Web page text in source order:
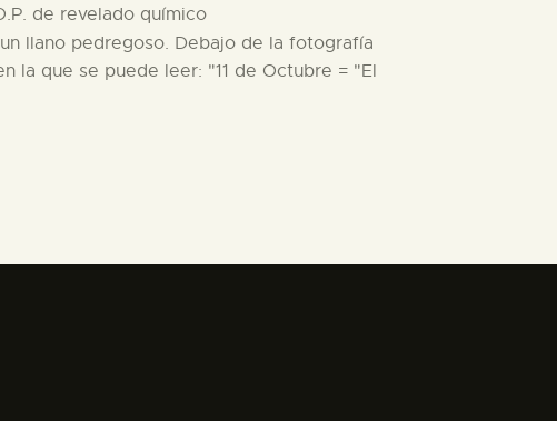
de revelado químico
llano pedregoso. Debajo de la fotografía
la que se puede leer: "11 de Octubre = "El